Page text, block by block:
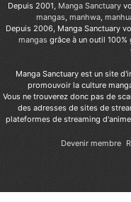
Depuis 2001, Manga Sanctuary
mangas, manhwa,
Depuis 2006, Manga Sanctuary
mangas grâce à un outil
Manga Sanctuary est un site
promouvoir la culture
Vous ne trouverez donc pas de
des adresses de sites de
plateformes de streaming
Devenir membre